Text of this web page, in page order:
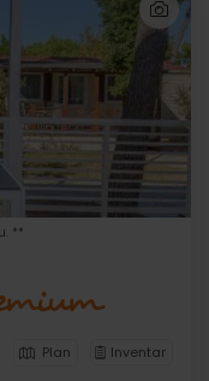
**
Inventar
Plan